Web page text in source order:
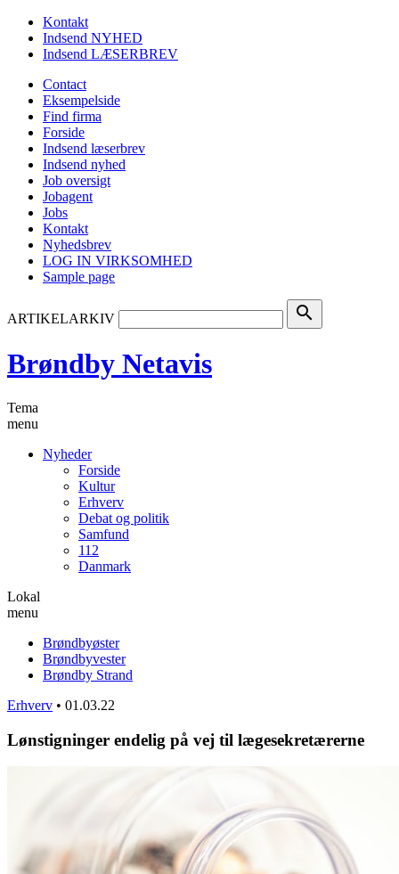
Kontakt
Indsend NYHED
Indsend LÆSERBREV
Contact
Eksempelside
Find firma
Forside
Indsend læserbrev
Indsend nyhed
Job oversigt
Jobagent
Jobs
Kontakt
Nyhedsbrev
LOG IN VIRKSOMHED
Sample page
ARTIKELARKIV search
Brøndby Netavis
Tema
menu
Nyheder
Forside
Kultur
Erhverv
Debat og politik
Samfund
112
Danmark
Lokal
menu
Brøndbyøster
Brøndbyvester
Brøndby Strand
Erhverv • 01.03.22
Lønstigninger endelig på vej til lægesekretærerne